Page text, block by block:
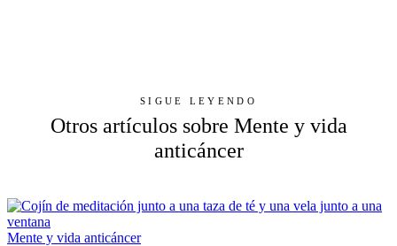
SIGUE LEYENDO
Otros artículos sobre Mente y vida
anticáncer
Mente y vida anticáncer